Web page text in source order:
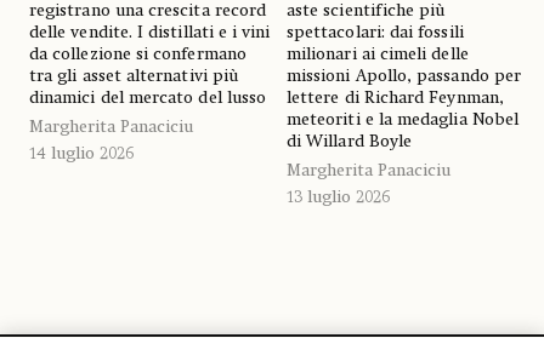
registrano una crescita record
delle vendite. I distillati e i vini
da collezione si confermano
tra gli asset alternativi più
dinamici del mercato del lusso
Margherita Panaciciu
14 luglio 2026
aste scientifiche più
spettacolari: dai fossili
milionari ai cimeli delle
missioni Apollo, passando per
lettere di Richard Feynman,
meteoriti e la medaglia Nobel
di Willard Boyle
Margherita Panaciciu
13 luglio 2026